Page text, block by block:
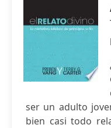
ser un adulto
bien casi todo